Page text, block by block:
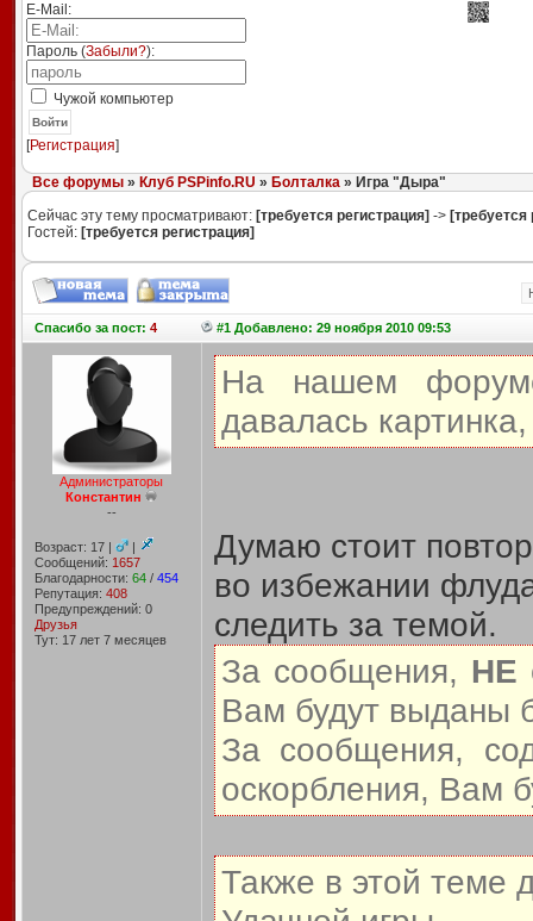
E-Mail:
Пароль (Забыли?):
Чужой компьютер
Войти
[Регистрация]
Все форумы» Клуб PSPinfo.RU » Болталка» Игра "Дыра"
Сейчас эту тему просматривают: [требуется регистрация] -> [требуется
Гостей: [требуется регистрация]
Спасибоза пост: 4 #1 Добавлено: 29 ноября 2010 09:53
Администраторы
Константин
--
Возраст: 17 |
|
Сообщений: 1657
Благодарности: 64/ 454
Репутация: 408
Предупреждений: 0
Друзья
Тут: 17 лет 7 месяцев
На нашем
давалась
Думаю стоит
во избежании
следить за темой.
За сообщения, НЕ
Вам будут выданы
За сообщения,
оскорбления, Вам
Также в этой теме